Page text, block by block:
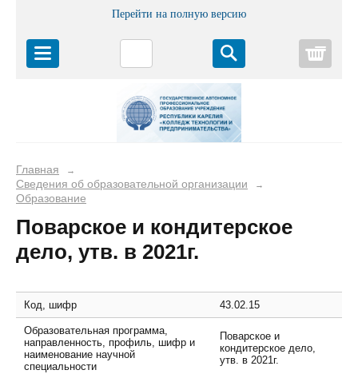
Перейти на полную версию
Главная →
Сведения об образовательной организации →
Образование
Поварское и кондитерское
дело, утв. в 2021г.
Код, шифр 43.02.15
Образовательная программа,
направленность, профиль, шифр и
наименование научной
специальности
Поварское и
кондитерское дело,
утв. в 2021г.